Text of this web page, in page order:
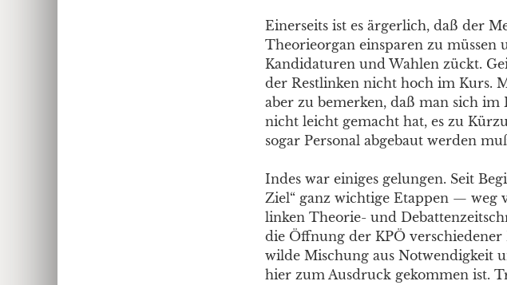
Einerseits ist es ärgerlich, daß der
Theorieorgan einsparen zu müssen
Kandidaturen und Wahlen zückt.
der Restlinken nicht hoch im Kurs.
aber zu bemerken, daß man sich
nicht leicht gemacht hat, es zu
sogar Personal abgebaut werden
Indes war einiges gelungen. Seit
Ziel“ ganz wichtige Etappen — weg
linken Theorie- und
die Öffnung der KPÖ verschiedener
wilde Mischung aus Notwendigkeit
hier zum Ausdruck gekommen ist.